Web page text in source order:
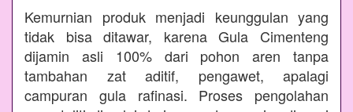
Kemurnian produk menjadi keunggulan yang
tidak bisa ditawar, karena Gula Cimenteng
dijamin asli 100% dari pohon aren tanpa
tambahan zat aditif, pengawet, apalagi
campuran gula rafinasi. Proses pengolahan